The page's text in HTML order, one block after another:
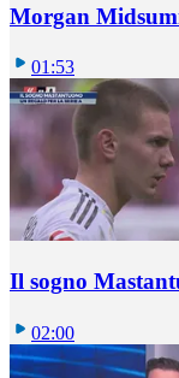
Morgan
01:53
Il sogno
02:00